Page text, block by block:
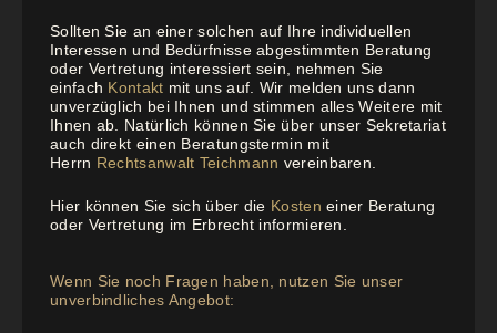
Sollten Sie an einer solchen auf Ihre individuellen
Interessen und Bedürfnisse abgestimmten Beratung
oder Vertretung interessiert sein, nehmen Sie
einfach Kontakt mit uns auf. Wir melden uns dann
unverzüglich bei Ihnen und stimmen alles Weitere mit
Ihnen ab. Natürlich können Sie über unser Sekretariat
auch direkt einen Beratungstermin mit
Herrn Rechtsanwalt Teichmann vereinbaren.
Hier können Sie sich über die Kosten einer Beratung
oder Vertretung im Erbrecht informieren.
Wenn Sie noch Fragen haben, nutzen Sie unser
unverbindliches Angebot: